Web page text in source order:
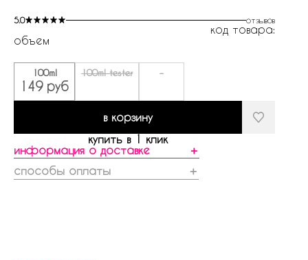
5.0 отзывов
код товара:
объем
100ml
149 руб
100ml tester -
в корзину
купить в 1 клик
информация о доставке
＋
способы оплаты
＋